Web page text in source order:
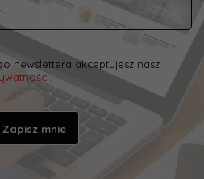
newslettera akceptujesz nasz
Zapisz mnie